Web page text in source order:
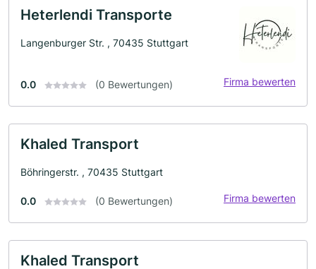
Heterlendi Transporte
Langenburger Str. , 70435 Stuttgart
0.0 (0 Bewertungen) Firma bewerten
Khaled Transport
Böhringerstr. , 70435 Stuttgart
0.0 (0 Bewertungen) Firma bewerten
Khaled Transport